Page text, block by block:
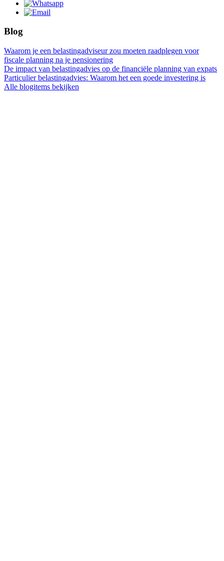
Blog
Waarom je een belastingadviseur zou moeten raadplegen voor
fiscale planning na je pensionering
De impact van belastingadvies op de financiële planning van expats
Particulier belastingadvies: Waarom het een goede investering is
Alle blogitems bekijken